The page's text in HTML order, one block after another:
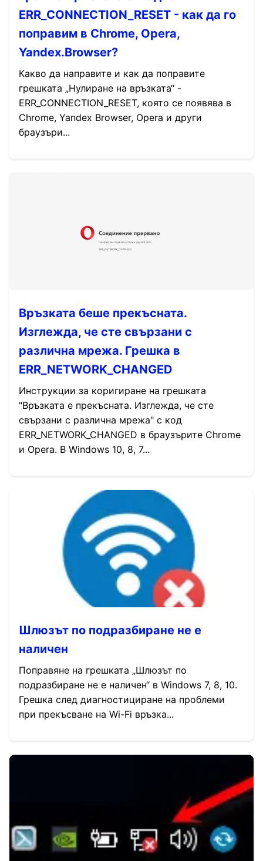
ERR_CONNECTION_RESET - как да го
поправим в Chrome, Opera,
Yandex.Browser?
Какво да направите и как да поправите
грешката „Нулиране на връзката“ -
ERR_CONNECTION_RESET, която се появява в
Chrome, Yandex Browser, Opera и други
браузъри...
Връзката беше прекъсната.
Изглежда, че сте свързани с
различна мрежа. Грешка в
ERR_NETWORK_CHANGED
Инструкции за коригиране на грешката
"Връзката е прекъсната. Изглежда, че сте
свързани с различна мрежа" с код
ERR_NETWORK_CHANGED в браузърите Chrome
и Opera. В Windows 10, 8, 7...
Шлюзът по подразбиране не е
наличен
Поправяне на грешката „Шлюзът по
подразбиране не е наличен“ в Windows 7, 8, 10.
Грешка след диагностициране на проблеми
при прекъсване на Wi-Fi връзка...